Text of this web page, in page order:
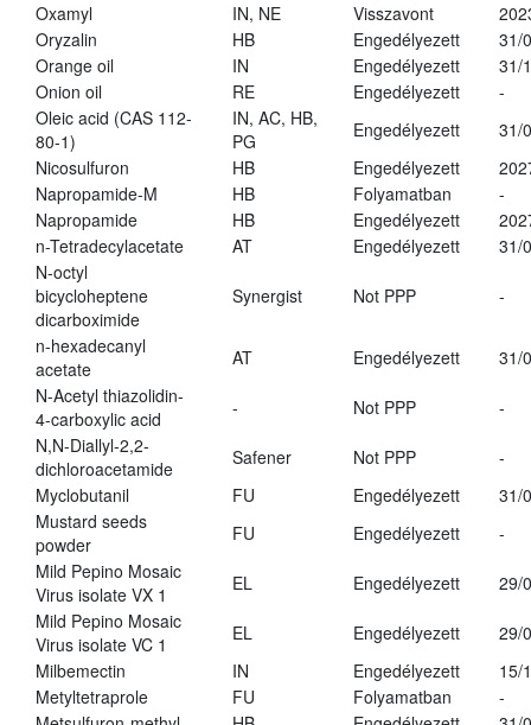
Oxamyl
IN, NE Visszavont
Oryzalin
HB Engedélyezett
31/
Orange oil
IN Engedélyezett
31/
Onion oil
RE Engedélyezett
-
Oleic acid (CAS 112-
80-1)
IN, AC, HB,
PG
Engedélyezett
31/
Nicosulfuron
HB Engedélyezett
Napropamide-M
HB Folyamatban
-
Napropamide
HB Engedélyezett
n-Tetradecylacetate
AT Engedélyezett
31/
N-octyl
bicycloheptene
dicarboximide
Synergist Not PPP -
n-hexadecanyl
acetate
AT Engedélyezett
31/
N-Acetyl thiazolidin-
4-carboxylic acid
- Not PPP
-
N,N-Diallyl-2,2-
dichloroacetamide
Safener Not PPP
-
Myclobutanil
FU Engedélyezett
31/
Mustard seeds
powder
FU Engedélyezett
-
Mild Pepino Mosaic
Virus isolate VX 1
EL Engedélyezett
29/
Mild Pepino Mosaic
Virus isolate VC 1
EL Engedélyezett
29/
Milbemectin
IN Engedélyezett
15/
Metyltetraprole
FU Folyamatban
-